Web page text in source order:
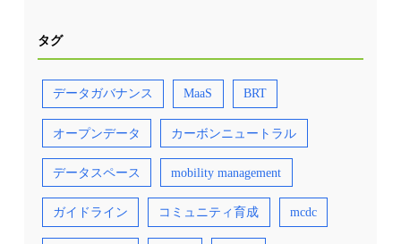
タグ
データガバナンス MaaS BRT
オープンデータ カーボンニュートラル
データスペース mobility management
ガイドライン コミュニティ育成 mcdc